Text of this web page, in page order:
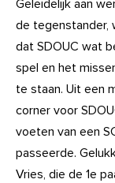
Geleidelijk aan
de tegenstander,
dat SDOUC wat
spel en het
te staan. Uit een
corner voor
voeten van een
passeerde.
Vries, die de 1e